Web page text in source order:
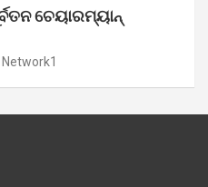
ଚେୟାରମ୍ୟାନ୍